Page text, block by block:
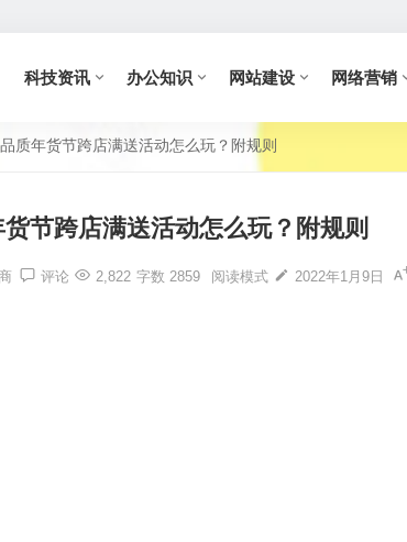
科技资讯 办公知识 网站建设 网络营销
质年货节跨店满送活动怎么玩？附规则
节跨店满送活动怎么玩？附规则
评论 2,822 字数 2859 阅读模式 2022年1月9日